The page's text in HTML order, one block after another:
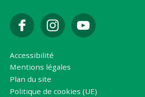
Accessibilité
Mentions légales
Plan du site
Politique de cookies (UE)